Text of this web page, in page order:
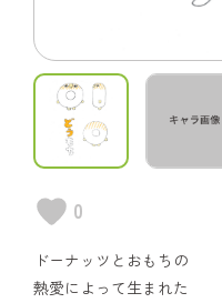
0
ドーナッツとおもちの
熱愛によって生まれた